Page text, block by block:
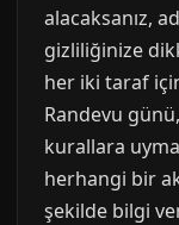
alacaksanız,
gizliliğinize
her iki taraf
Randevu
kurallara
herhangi bir
şekilde bilgi